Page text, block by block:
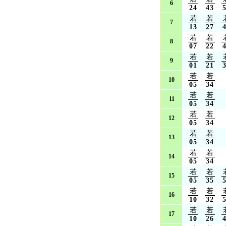
6
24
43
7
若
13
若
27
8
若
07
若
22
9
若
01
若
21
10
若
05
若
34
11
若
05
若
34
12
若
05
若
34
13
若
05
若
34
14
若
05
若
34
15
若
05
若
35
16
若
10
若
32
17
若
10
若
26